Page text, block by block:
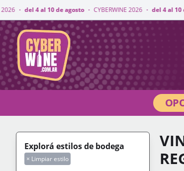
de agosto · CYBERWINE 2026 · del 4 al 10 de agosto ·
CyberWine
Explorá estilos de bodega
× Limpiar estilo